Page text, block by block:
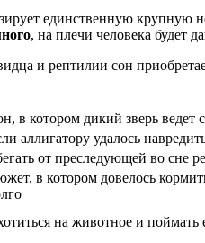
единственную крупную
, на плечи человека будет
и рептилии сон
в котором дикий зверь ведет
аллигатору удалось
от преследующей во сне
в котором довелось
на животное и поймать